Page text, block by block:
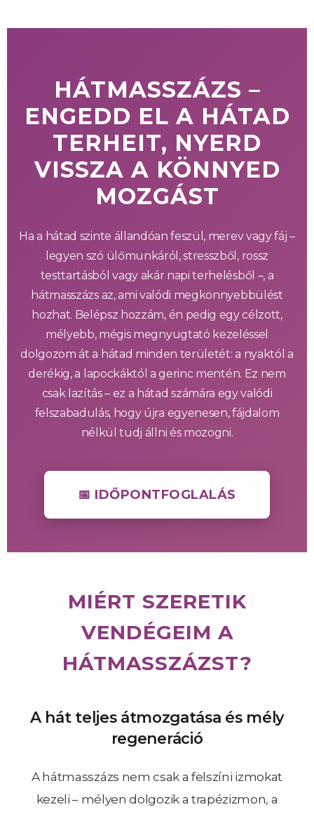
HÁTMASSZÁZS –
ENGEDD EL A HÁTAD
TERHEIT, NYERD
VISSZA A KÖNNYED
MOZGÁST
Ha a hátad szinte állandóan feszül, merev vagy fáj –
legyen szó ülőmunkáról, stresszből, rossz
testtartásból vagy akár napi terhelésből –, a
hátmasszázs az, ami valódi megkönnyebbülést
hozhat. Belépsz hozzám, én pedig egy célzott,
mélyebb, mégis megnyugtató kezeléssel
dolgozom át a hátad minden területét: a nyaktól a
derékig, a lapockáktól a gerinc mentén. Ez nem
csak lazítás – ez a hátad számára egy valódi
felszabadulás, hogy újra egyenesen, fájdalom
nélkül tudj állni és mozogni.
📅 IDŐPONTFOGLALÁS
MIÉRT SZERETIK
VENDÉGEIM A
HÁTMASSZÁZST?
A hát teljes átmozgatása és mély
regeneráció
A hátmasszázs nem csak a felszíni izmokat
kezeli – mélyen dolgozik a trapézizmon, a